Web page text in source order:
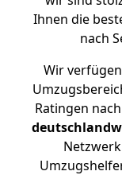
Ihnen die
nach
Wir
Ratingen